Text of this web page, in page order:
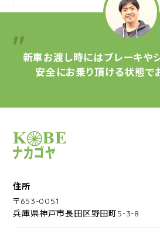
新車お渡し時にはブレーキや
安全にお乗り頂ける状態で
サイクルショップナカゴヤ
住所
〒653-0051
兵庫県神戸市長田区野田町5-3-8